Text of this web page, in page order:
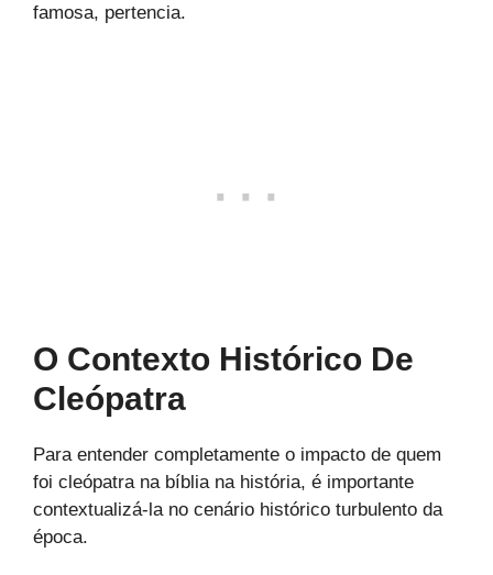
famosa, pertencia.
O Contexto Histórico De
Cleópatra
Para entender completamente o impacto de quem
foi cleópatra na bíblia na história, é importante
contextualizá-la no cenário histórico turbulento da
época.